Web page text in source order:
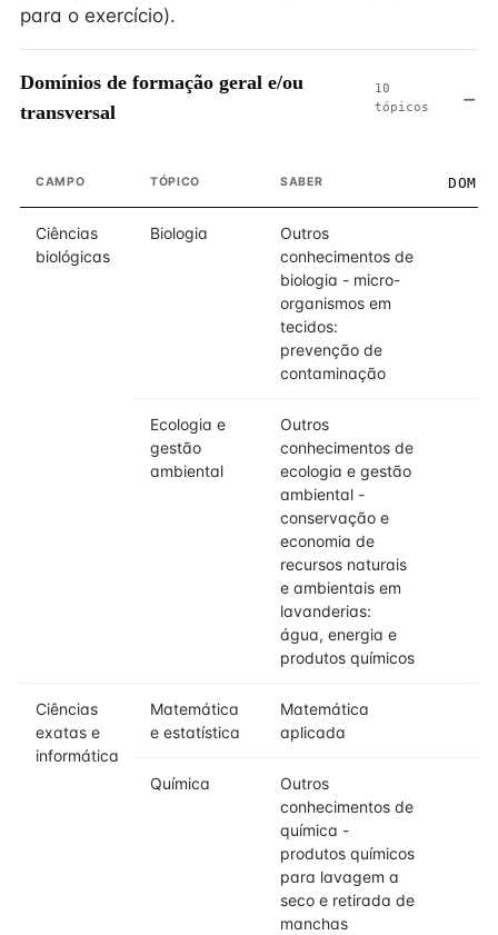
para o exercício).
Domínios de formação geral e/ou
transversal
10
tópicos
CAMPO TÓPICO SABER
Ciências
biológicas
Biologia
Outros
conhecimentos de
biologia - micro-
organismos em
tecidos:
prevenção de
contaminação
Ecologia e
gestão
ambiental
Outros
conhecimentos de
ecologia e gestão
ambiental -
conservação e
economia de
recursos naturais
e ambientais em
lavanderias:
água, energia e
produtos químicos
Ciências
exatas e
informática
Matemática
e estatística
Matemática
aplicada
Química
Outros
conhecimentos de
química -
produtos químicos
para lavagem a
seco e retirada de
manchas